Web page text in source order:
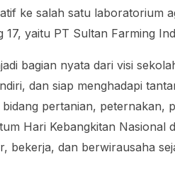
ke salah satu laboratorium
17, yaitu PT Sultan Farming
bagian nyata dari visi
dan siap menghadapi
pertanian, peternakan,
Hari Kebangkitan Nasional
bekerja, dan berwirausaha